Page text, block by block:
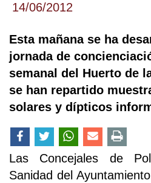
14/06/2012
Esta mañana se ha
jornada de
semanal del Huerto de
se han repartido
solares y dípticos
Las Concejales de
Sanidad del